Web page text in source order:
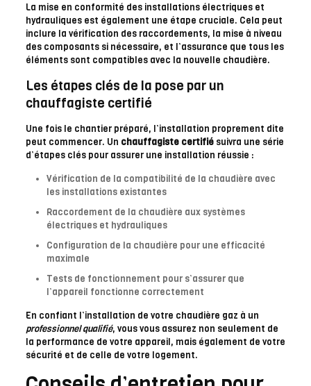
La mise en conformité des installations électriques et
hydrauliques est également une étape cruciale. Cela peut
inclure la vérification des raccordements, la mise à niveau
des composants si nécessaire, et l’assurance que tous les
éléments sont compatibles avec la nouvelle chaudière.
Les étapes clés de la pose par un
chauffagiste certifié
Une fois le chantier préparé, l’installation proprement dite
peut commencer. Un chauffagiste certifiésuivra une série
d’étapes clés pour assurer une installation réussie :
Vérification de la compatibilité de la chaudière avec
les installations existantes
Raccordement de la chaudière aux systèmes
électriques et hydrauliques
Configuration de la chaudière pour une efficacité
maximale
Tests de fonctionnement pour s’assurer que
l’appareil fonctionne correctement
En confiant l’installation de votre chaudière gaz à un
professionnel qualifié, vous vous assurez non seulement de
la performance de votre appareil, mais également de votre
sécurité et de celle de votre logement.